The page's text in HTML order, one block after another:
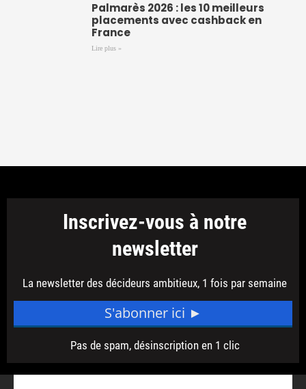
Palmarès 2026 : les 10 meilleurs
placements avec cashback en
France
Lire plus »